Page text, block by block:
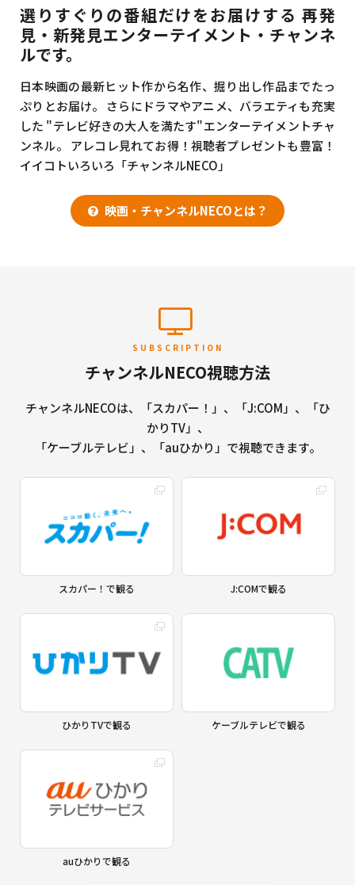
選りすぐりの番組だけをお届けする 再発
見・新発見エンターテイメント・チャンネ
ルです。
日本映画の最新ヒット作から名作、掘り出し作品までたっ
ぷりとお届け。
さらにドラマやアニメ、バラエティも充実
した "テレビ好きの大人を満たす"エンターテイメントチャ
ンネル。
アレコレ見れてお得！視聴者プレゼントも豊富！
イイコトいろいろ「チャンネルNECO」
映画・チャンネルNECOとは？
SUBSCRIPTION
チャンネルNECO視聴方法
チャンネルNECOは、「スカパー！」、「J:COM」、「ひ
かりTV」、
「ケーブルテレビ」、「auひかり」で視聴できます。
スカパー！で観る J:COMで観る
ひかりTVで観る ケーブルテレビで観る
auひかりで観る